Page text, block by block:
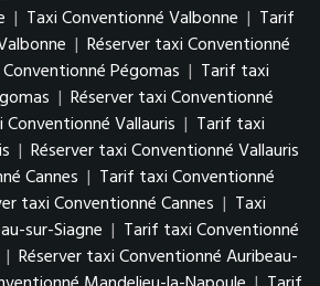
| Taxi Conventionné Valbonne | Tarif
| Réserver taxi Conventionné
Pégomas | Tarif taxi
| Réserver taxi Conventionné
Conventionné Vallauris | Tarif taxi
| Réserver taxi Conventionné Vallauris
Cannes | Tarif taxi Conventionné
taxi Conventionné Cannes | Taxi
sur-Siagne | Tarif taxi Conventionné
| Réserver taxi Conventionné Auribeau-